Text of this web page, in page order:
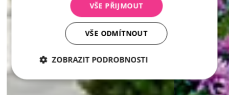
VŠE PŘIJMOUT
VŠE ODMÍTNOUT
ZOBRAZIT PODROBNOSTI
Nezbytně
Analytika Marketing